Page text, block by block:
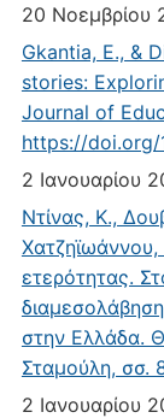
20 Νοεμβρίου
Gkantia, E., &
stories:
Journal of
https://doi.org/
2 Ιανουαρίου
Ντίνας, Κ.,
Χατζηϊωάννου,
ετερότητας.
στην Ελλάδα.
Σταμούλη, σσ.
2 Ιανουαρίου